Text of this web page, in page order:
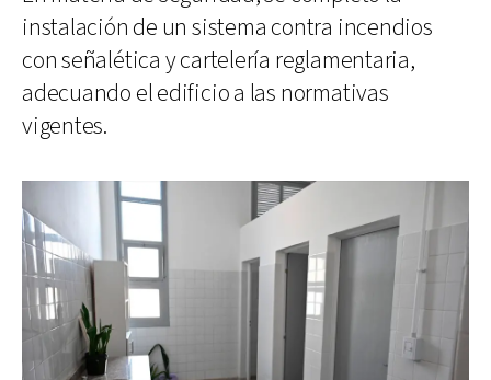
instalación de un sistema contra incendios
con señalética y cartelería reglamentaria,
adecuando el edificio a las normativas
vigentes.